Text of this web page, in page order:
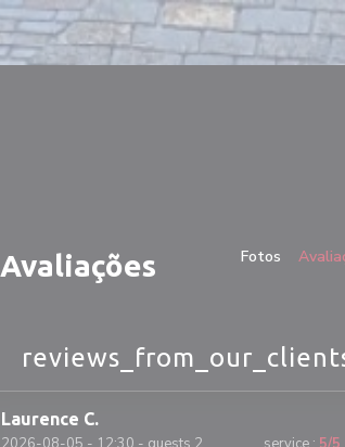
Fotos
Avaliações
Laurence C